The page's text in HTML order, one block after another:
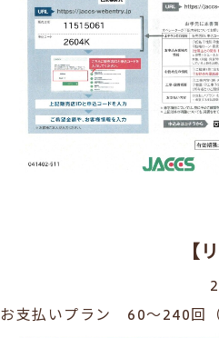
【
お支払いプラン 60～240回